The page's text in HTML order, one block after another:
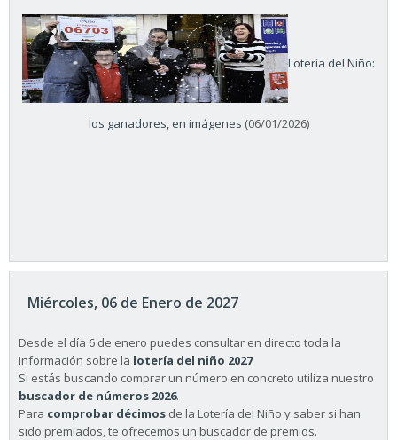
Lotería del Niño:
los ganadores, en imágenes (06/01/2026)
Miércoles, 06 de Enero de 2027
Desde el día 6 de enero puedes consultar en directo toda la
información sobre la lotería del niño 2027
Si estás buscando comprar un número en concreto utiliza nuestro
buscador de números 2026.
Para comprobar décimos de la Lotería del Niño y saber si han
sido premiados, te ofrecemos un buscador de premios.